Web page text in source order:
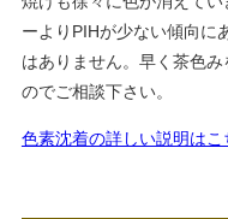
ーよりPIHが少ない傾向に
はありません。早く茶色
のでご相談下さい。
色素沈着の詳しい説明はこ